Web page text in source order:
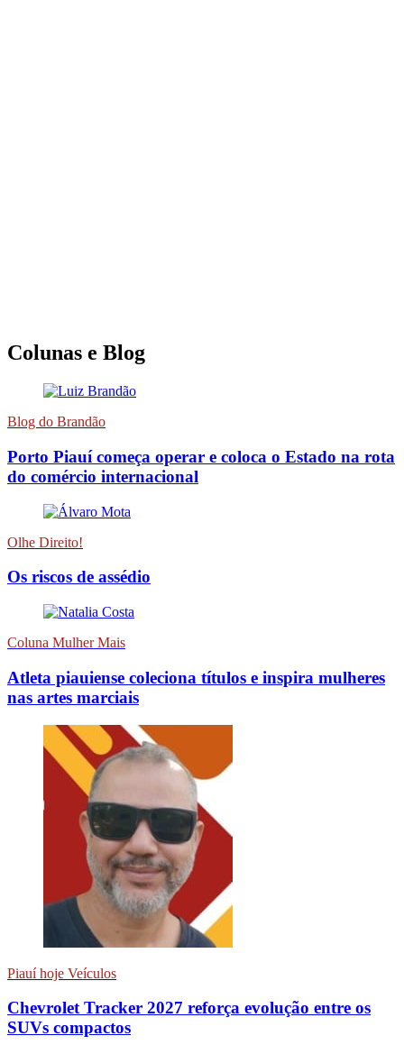
Colunas e Blog
Blog do Brandão
Porto Piauí começa operar e coloca o Estado na rota
do comércio internacional
Olhe Direito!
Os riscos de assédio
Coluna Mulher Mais
Atleta piauiense coleciona títulos e inspira mulheres
nas artes marciais
Piauí hoje Veículos
Chevrolet Tracker 2027 reforça evolução entre os
SUVs compactos